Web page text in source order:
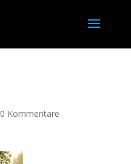
0 Kommentare